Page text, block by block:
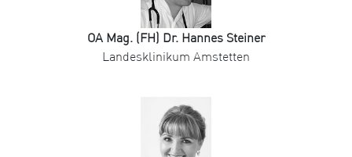
OA Mag. (FH) Dr. Hannes Steiner
Landesklinikum Amstetten